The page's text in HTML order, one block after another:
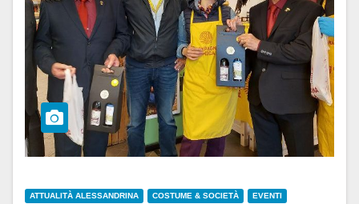
ATTUALITÀ ALESSANDRINA COSTUME & SOCIETÀ EVENTI